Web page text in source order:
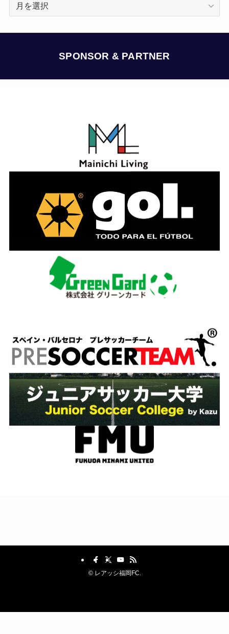
SPONSOR & PARTNER
©レアッシ福岡FC.